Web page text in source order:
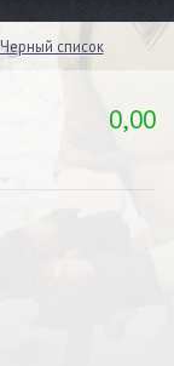
Черный список
0,00